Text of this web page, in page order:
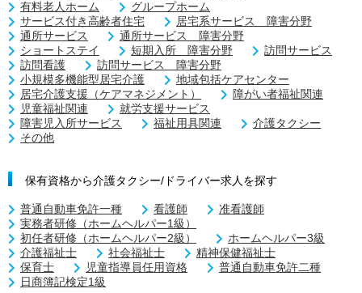
有料老人ホーム
グループホーム
サービス付き高齢者住宅
居宅系サービス 障害分野
通所サービス
通所サービス 障害分野
ショートステイ
短期入所 障害分野
訪問サービス
訪問看護
訪問サービス 障害分野
小規模多機能型居宅介護
地域包括ケアセンター
居宅介護支援（ケアマネジメント）
障がい者福祉関連
児童福祉関連
就労支援サービス
障害児入所サービス
福祉用具関連
介護タクシー
その他
保有資格から介護タクシー/ドライバー求人を探す
普通自動車免許一種 看護師
准看護師
実務者研修（ホームヘルパー1級）
初任者研修（ホームヘルパー2級）
ホームヘルパー3級
介護福祉士
社会福祉士
精神保健福祉士
保育士
児童指導員任用資格
普通自動車免許二種
日商簿記検定1級